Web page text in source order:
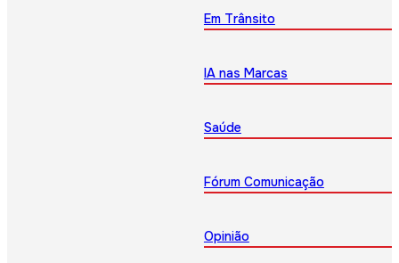
Em Trânsito
IA nas Marcas
Saúde
Fórum Comunicação
Opinião